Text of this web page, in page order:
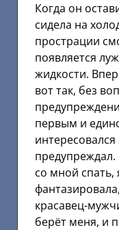
Когда он
сидела на
прострации
появляется
жидкости.
вот так, без
первым и
предупреждал.
со мной спать,
красавец-
берёт меня, и